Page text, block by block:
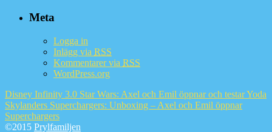
Meta
Logga in
Inlägg via RSS
Kommentarer via RSS
WordPress.org
Disney Infinity 3.0 Star Wars: Axel och Emil öppnar och testar Yoda
Skylanders Superchargers: Unboxing – Axel och Emil öppnar
Superchargers
©2015 Prylfamiljen